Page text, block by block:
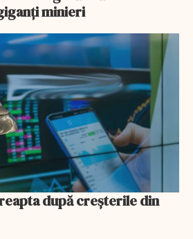
minieri
după creșterile din